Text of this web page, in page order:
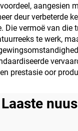
aangesien
deur verbeterde
Die vermoë van die
te werk,
prestasie oor
Laaste nuus